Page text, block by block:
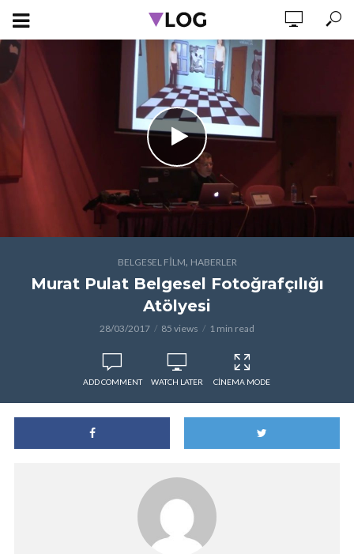
BELGESEL FILM, HABERLER
Murat Pulat Belgesel Fotoğrafçılığı
Atölyesi
28/03/2017 85 views 1 min read
ADD COMMENT WATCH LATER CINEMA MODE